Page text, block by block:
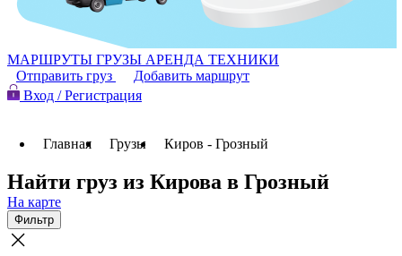
МАРШРУТЫ ГРУЗЫ АРЕНДА ТЕХНИКИ
Отправить груз
Добавить маршрут
Вход / Регистрация
Главная Грузы Киров - Грозный
Найти груз из Кирова в Грозный
На карте
Фильтр